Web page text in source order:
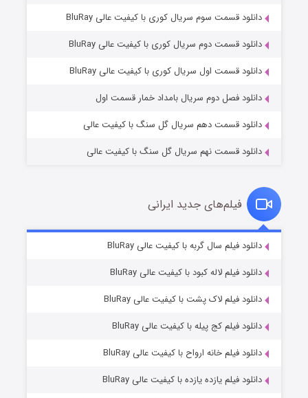
مردگان متحرک: شهر مرده ۳
قسمت2 (زیرنویس) منتشر شد
قسمت7 (زیرنویس) منتشر شد
دانلود قسمت سوم سریال کوری با کیفیت عالی BluRay
دانلود قسمت دوم سریال کوری با کیفیت عالی BluRay
دانلود قسمت اول سریال کوری با کیفیت عالی BluRay
دانلود فصل دوم سریال بامداد خمار قسمت اول
دانلود قسمت دهم سریال گل سنگ با کیفیت عالی
دانلود قسمت نهم سریال گل سنگ با کیفیت عالی
فیلم‌های جدید ایرانی
دانلود فیلم سال گربه با کیفیت عالی BluRay
دانلود فیلم لاله کبود با کیفیت عالی BluRay
دانلود فیلم لاک پشت با کیفیت عالی BluRay
دانلود فیلم کج‌ پیله با کیفیت عالی BluRay
دانلود فیلم خانه ارواح با کیفیت عالی BluRay
دانلود فیلم یازده یازده با کیفیت عالی BluRay